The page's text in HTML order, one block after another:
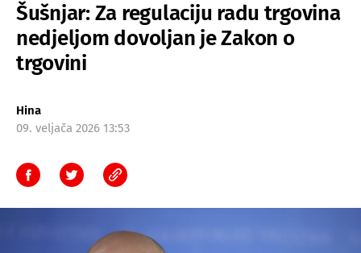
Šušnjar: Za regulaciju radu trgovina
nedjeljom dovoljan je Zakon o
trgovini
Hina
09. veljača 2026 13:53